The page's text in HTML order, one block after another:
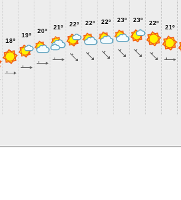
18º
19º
20º
21º 22º 22º 22º 23º 23º 22º
21º